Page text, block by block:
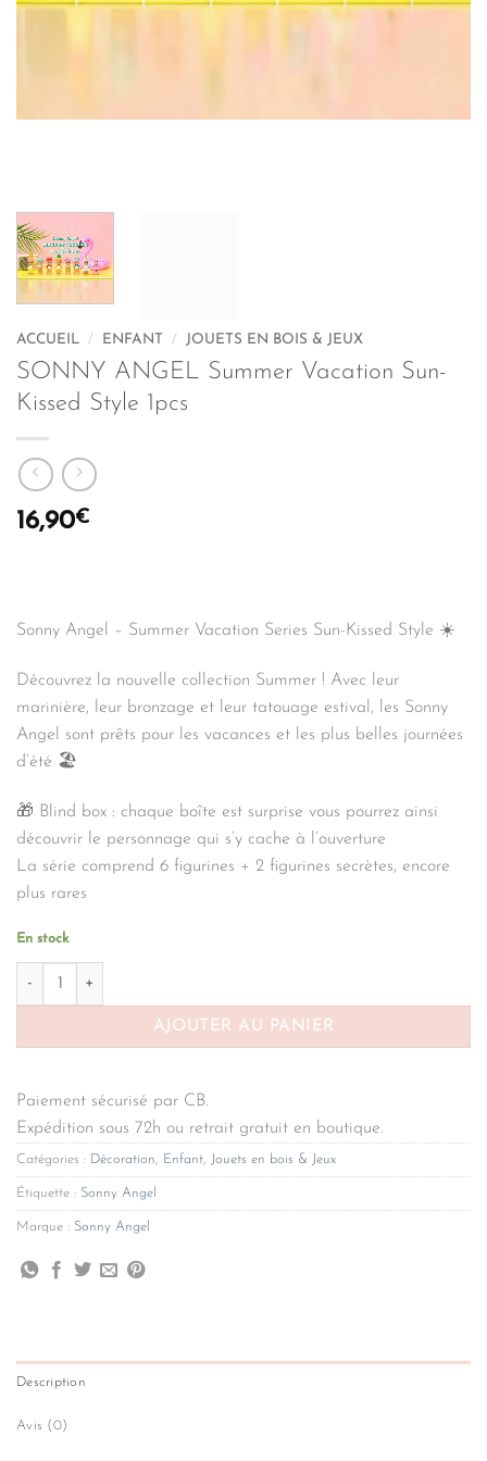
ACCUEIL / ENFANT / JOUETS EN BOIS & JEUX
SONNY ANGEL Summer Vacation Sun-
Kissed Style 1pcs
16,90€
Sonny Angel – Summer Vacation Series Sun-Kissed Style ☀️
Découvrez la nouvelle collection Summer ! Avec leur
marinière, leur bronzage et leur tatouage estival, les Sonny
Angel sont prêts pour les vacances et les plus belles journées
d’été 🏖️
🎁 Blind box : chaque boîte est surprise vous pourrez ainsi
découvrir le personnage qui s’y cache à l’ouverture
La série comprend 6 figurines + 2 figurines secrètes, encore
plus rares
En stock
quantité de SONNY ANGEL Summer Vacation Sun-Kissed Style
AJOUTER AU PANIER
Paiement sécurisé par CB.
Expédition sous 72h ou retrait gratuit en boutique.
Catégories : Décoration Enfant Jouets en bois & Jeux
Étiquette : Sonny Angel
Marque : Sonny Angel
Description
Avis (0)